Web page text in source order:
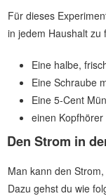
Für dieses
in jedem Haushalt zu
Eine halbe,
Eine Schraube
Eine 5-Cent
einen
Den Strom in
Man kann den
Dazu gehst du wie